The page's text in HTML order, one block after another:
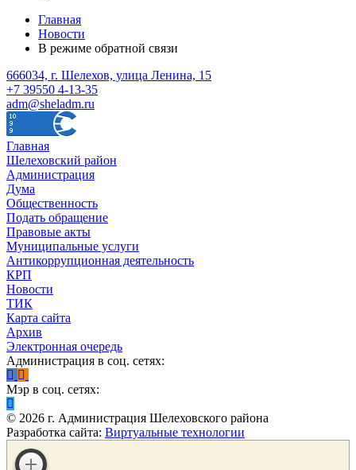
Главная
Новости
В режиме обратной связи
666034, г. Шелехов, улица Ленина, 15
+7 39550 4-13-35
adm@sheladm.ru
Главная
Шелеховский район
Администрация
Дума
Общественность
Подать обращение
Правовые акты
Муниципальные услуги
Антикоррупционная деятельность
КРП
Новости
ТИК
Карта сайта
Архив
Электронная очередь
Администрация в соц. сетях:
Мэр в соц. сетях:
© 2026 г. Администрация Шелеховского района
Разработка сайта: Виртуальные технологии